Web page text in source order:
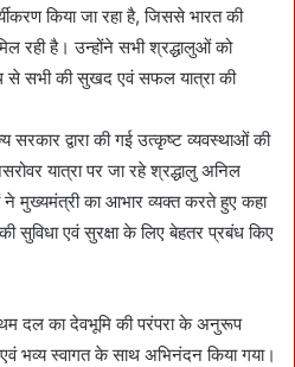
किया जा रहा है, जिससे भारत की
रही है। उन्होंने सभी श्रद्धालुओं को
से सभी की सुखद एवं सफल यात्रा की
सरकार द्वारा की गई उत्कृष्ट व्यवस्थाओं की
यात्रा पर जा रहे श्रद्धालु अनिल
ने मुख्यमंत्री का आभार व्यक्त करते हुए कहा
की सुविधा एवं सुरक्षा के लिए बेहतर प्रबंध किए
दल का देवभूमि की परंपरा के अनुरूप
भव्य स्वागत के साथ अभिनंदन किया गया।